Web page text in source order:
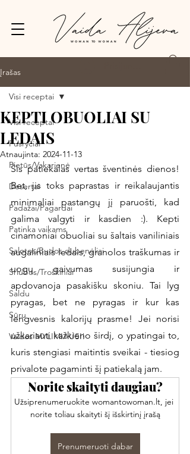
Įrašas
Visi receptai
Pusryčiai
Pietūs/Vakarienė
Desertai
Padažai/Pagardai
Patinka vaikams
Salotos/Budos dubenėliai
Sriubos/Troškiniai
Saldu
Sūru
Vaidos MYLIMIAUSI!
Visi receptai
KEPTI OBUOLIAI SU
LEDAIS
Atnaujinta: 2024-11-13
Šis patiekalas vertas šventinės dienos!
Bet, jis toks paprastas ir reikalaujantis
minimaliai pastangų jį paruošti, kad
galima valgyti ir kasdien :). Kepti
cinamoniai obuoliai su šaltais vaniliniais
augaliniais ledais, granolos traškumas ir
uogų gaivumas susijungia ir
apdovanoja pasakišku skoniu. Tai lyg
pyragas, bet ne pyragas ir kur kas
lengvesnis kalorijų prasme! Jei norisi
užkariauti kažkieno širdį, o ypatingai to,
kuris stengiasi maitintis sveikai - tiesiog
privalote pagaminti šį patiekalą jam.
Norite skaityti daugiau?
Užsiprenumeruokite womantowoman.lt, jei
norite toliau skaityti šį išskirtinį įrašą
Prenumeruoti dabar